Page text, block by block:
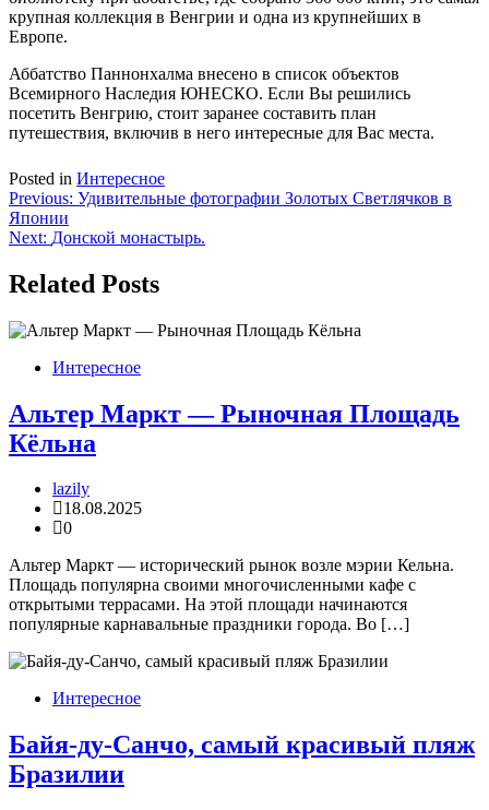
крупная коллекция в Венгрии и одна из крупнейших в
Европе.
Аббатство Паннонхалма внесено в список объектов
Всемирного Наследия ЮНЕСКО. Если Вы решились
посетить Венгрию, стоит заранее составить план
путешествия, включив в него интересные для Вас места.
Posted in Интересное
Навигация
по
Previous: Удивительные фотографии Золотых Светлячков в
Японии
Next: Донской монастырь.
Related Posts
Интересное
Альтер Маркт — Рыночная Площадь
Кёльна
lazily
18.08.2025
0
Альтер Маркт — исторический рынок возле мэрии Кельна.
Площадь популярна своими многочисленными кафе с
открытыми террасами. На этой площади начинаются
популярные карнавальные праздники города. Во […]
Интересное
Байя-ду-Санчо, самый красивый пляж
Бразилии